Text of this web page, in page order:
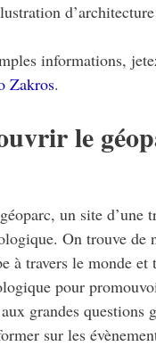
informations,
Zakros.
le
un site d’une
On trouve de
à travers le monde
pour
grandes questions
sur les